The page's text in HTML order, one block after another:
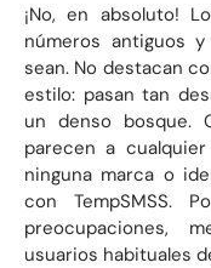
¡No, en absoluto!
números antiguos
sean. No destacan
estilo: pasan tan
un denso bosque.
parecen a
ninguna marca o
con TempSMSS.
preocupaciones,
usuarios habituales